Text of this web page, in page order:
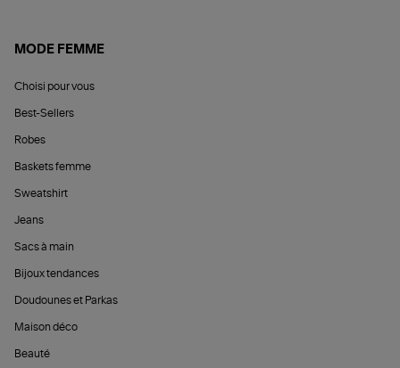
MODE FEMME
Choisi pour vous
Best-Sellers
Robes
Baskets femme
Sweatshirt
Jeans
Sacs à main
Bijoux tendances
Doudounes et Parkas
Maison déco
Beauté